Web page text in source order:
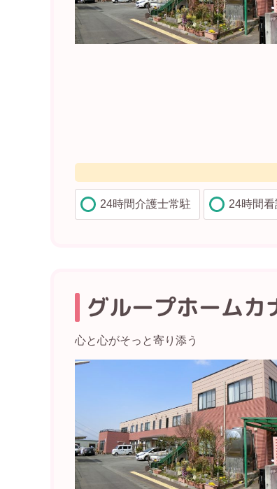
24時間介護士常駐 24時間
グループホームカ
心と心がそっと寄り添う